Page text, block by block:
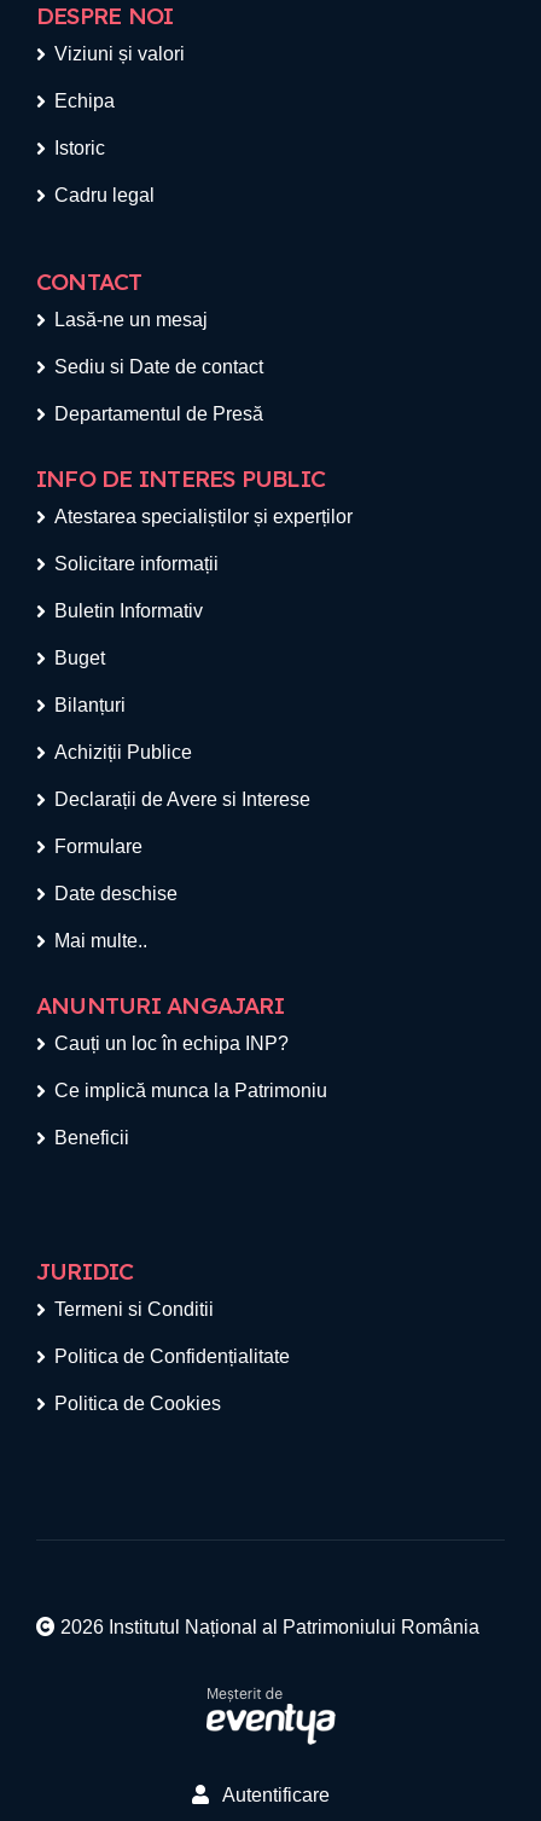
DESPRE NOI
Viziuni și valori
Echipa
Istoric
Cadru legal
CONTACT
Lasă-ne un mesaj
Sediu si Date de contact
Departamentul de Presă
INFO DE INTERES PUBLIC
Atestarea specialiștilor și experților
Solicitare informații
Buletin Informativ
Buget
Bilanțuri
Achiziții Publice
Declarații de Avere si Interese
Formulare
Date deschise
Mai multe..
ANUNTURI ANGAJARI
Cauți un loc în echipa INP?
Ce implică munca la Patrimoniu
Beneficii
JURIDIC
Termeni si Conditii
Politica de Confidențialitate
Politica de Cookies
2026 Institutul Național al Patrimoniului România
Autentificare